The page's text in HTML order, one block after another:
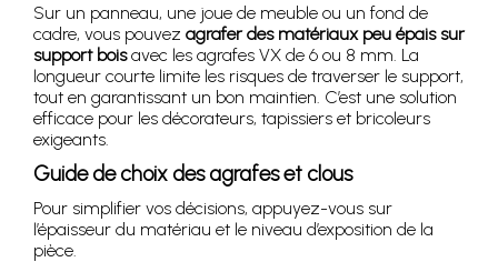
Sur un panneau, une joue de meuble ou un fond de
cadre, vous pouvez agrafer des matériaux peu épais sur
support boisavec les agrafes VX de 6 ou 8 mm. La
longueur courte limite les risques de traverser le support,
tout en garantissant un bon maintien. C’est une solution
efficace pour les décorateurs, tapissiers et bricoleurs
exigeants.
Guide de choix des agrafes et clous
Pour simplifier vos décisions, appuyez-vous sur
l’épaisseur du matériau et le niveau d’exposition de la
pièce.